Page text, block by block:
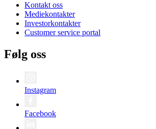
Kontakt oss
Mediekontakter
Investorkontakter
Customer service portal
Følg oss
Instagram
Facebook